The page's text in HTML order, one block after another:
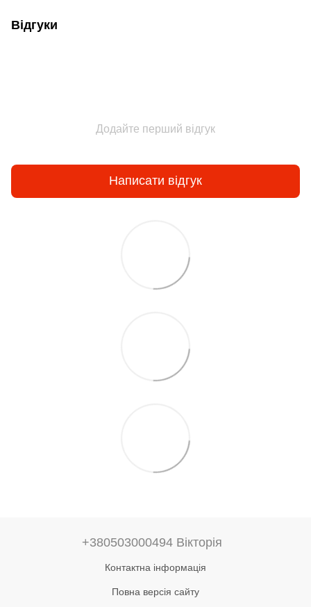
Відгуки
Додайте перший відгук
Написати відгук
+380503000494 Вікторія
Контактна інформація
Повна версія сайту